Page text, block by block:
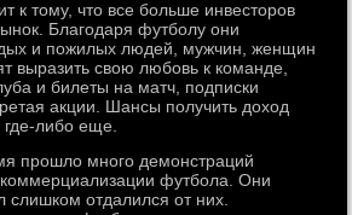
к тому, что все больше инвесторов
Благодаря футболу они
и пожилых людей, мужчин, женщин
выразить свою любовь к команде,
и билеты на матч, подписки
акции. Шансы получить доход
либо еще.
прошло много демонстраций
футбола. Они
слишком отдалился от них.